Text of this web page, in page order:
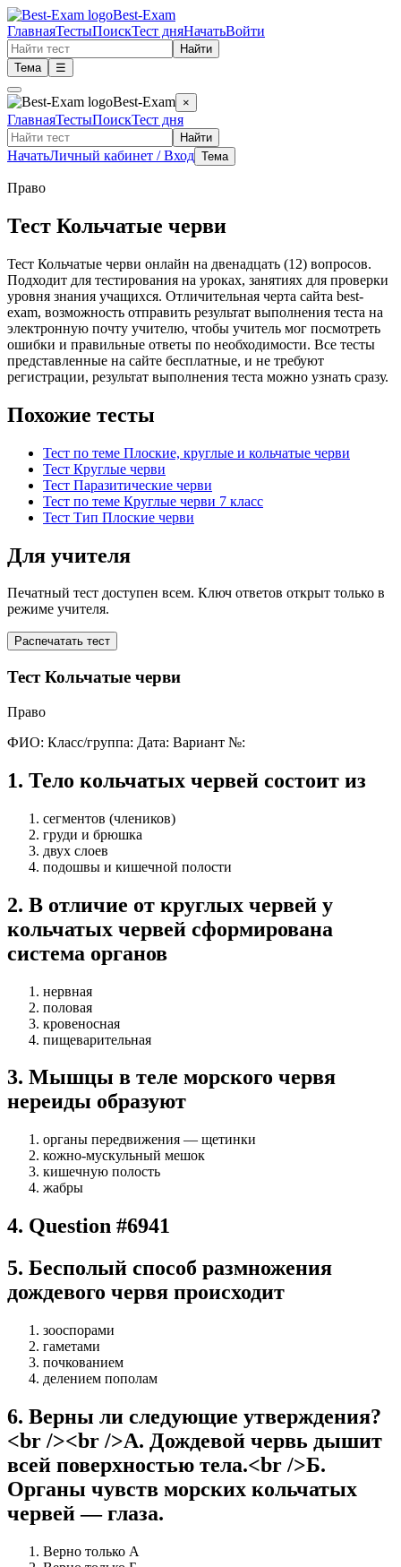
Best-Exam
ГлавнаяТестыПоискТест дняНачатьВойти
Найти
Тема
☰
Best-Exam ×
ГлавнаяТестыПоискТест дня
Найти
НачатьЛичный кабинет / Вход Тема
Право
Тест Кольчатые черви
Тест Кольчатые черви онлайн на двенадцать (12) вопросов.
Подходит для тестирования на уроках, занятиях для проверки
уровня знания учащихся. Отличительная черта сайта best-
exam, возможность отправить результат выполнения теста на
электронную почту учителю, чтобы учитель мог посмотреть
ошибки и правильные ответы по необходимости. Все тесты
представленные на сайте бесплатные, и не требуют
регистрации, результат выполнения теста можно узнать сразу.
Похожие тесты
Тест по теме Плоские, круглые и кольчатые черви
Тест Круглые черви
Тест Паразитические черви
Тест по теме Круглые черви 7 класс
Тест Тип Плоские черви
Для учителя
Печатный тест доступен всем. Ключ ответов открыт только в
режиме учителя.
Распечатать тест
Тест Кольчатые черви
Право
ФИО: Класс/группа: Дата: Вариант №:
1. Тело кольчатых червей состоит из
сегментов (члеников)
груди и брюшка
двух слоев
подошвы и кишечной полости
2. В отличие от круглых червей у
кольчатых червей сформирована
система органов
нервная
половая
кровеносная
пищеварительная
3. Мышцы в теле морского червя
нереиды образуют
органы передвижения — щетинки
кожно-мускульный мешок
кишечную полость
жабры
4. Question #6941
5. Бесполый способ размножения
дождевого червя происходит
зооспорами
гаметами
почкованием
делением пополам
6. Верны ли следующие утверждения?
<br /><br />А. Дождевой червь дышит
всей поверхностью тела.<br />Б.
Органы чувств морских кольчатых
червей — глаза.
Верно только А